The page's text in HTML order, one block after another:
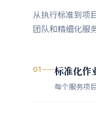
从执行标准到项
团队和精细化服
01 标准化作
每个服务项